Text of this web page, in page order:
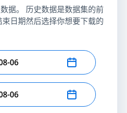
据。 历史数据是数据集的前
日期然后选择你想要下载的